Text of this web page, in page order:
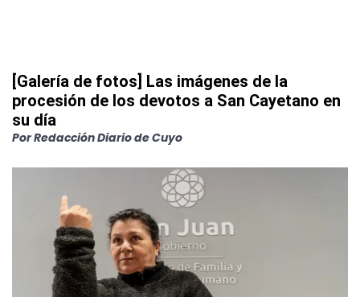
[Galería de fotos] Las imágenes de la
procesión de los devotos a San Cayetano en
su día
PorRedacción Diario de Cuyo